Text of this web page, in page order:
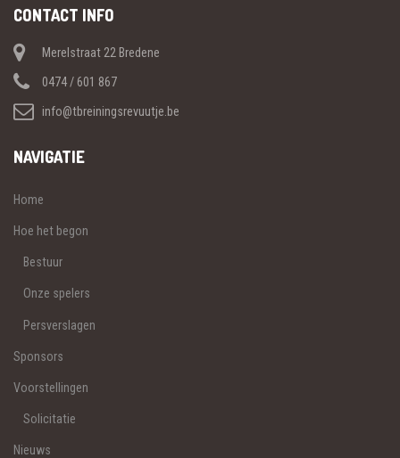
CONTACT INFO
Merelstraat 22 Bredene
0474 / 601 867
info@tbreiningsrevuutje.be
NAVIGATIE
Home
Hoe het begon
Bestuur
Onze spelers
Persverslagen
Sponsors
Voorstellingen
Solicitatie
Nieuws